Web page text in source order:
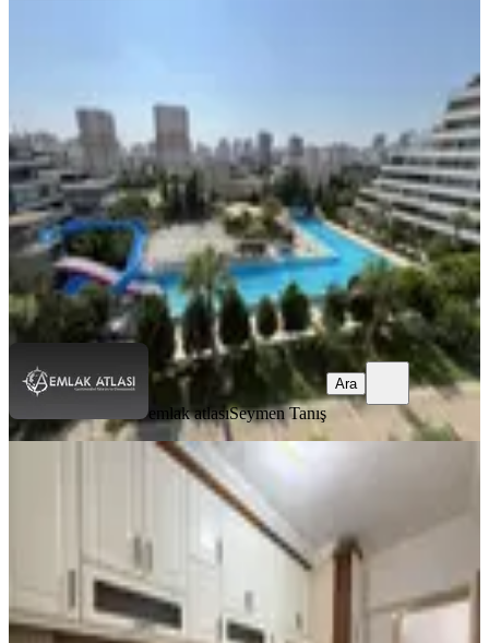
Seyhan, Gürselpaşa Mahallesi
4+1·180 m²·4. Kat ·05.08.2026
44.500 ₺
emlak atlasıSeymen Tanış
Ara
emlak atlasıSeymen Tanış
Ara
Reşatbey Mah-atatürk Parkına
Yakın-ismet İnönü Okulu Karşısı-2+1
Kiralık Daire
Seyhan, Reşatbey Mahallesi
2+1·100 m²